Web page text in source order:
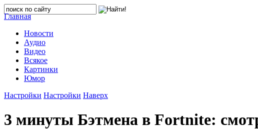
Главная
Новости
Аудио
Видео
Всякое
Картинки
Юмор
Настройки Настройки Наверх
3 минуты Бэтмена в Fortnite: